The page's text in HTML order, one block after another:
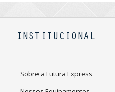
INSTITUCIONAL
Sobre a Futura Express